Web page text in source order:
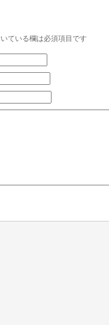
ている欄は必須項目です